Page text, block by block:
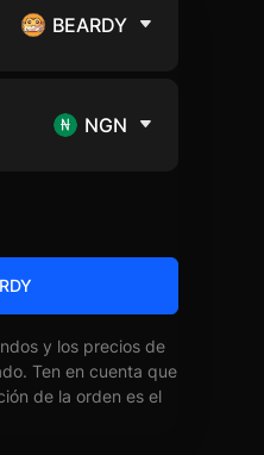
BEARDY
NGN
y los precios de
Ten en cuenta que
de la orden es el